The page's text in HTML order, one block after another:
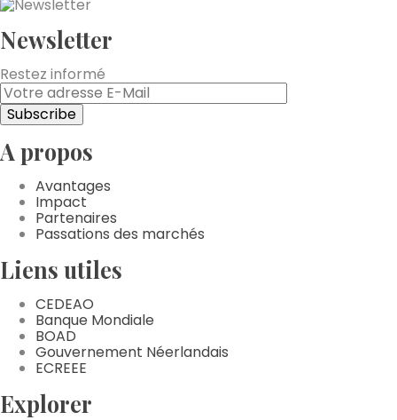
Newsletter
Restez informé
A propos
Avantages
Impact
Partenaires
Passations des marchés
Liens utiles
CEDEAO
Banque Mondiale
BOAD
Gouvernement Néerlandais
ECREEE
Explorer